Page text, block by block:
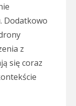
Dodatkowo
z
się coraz